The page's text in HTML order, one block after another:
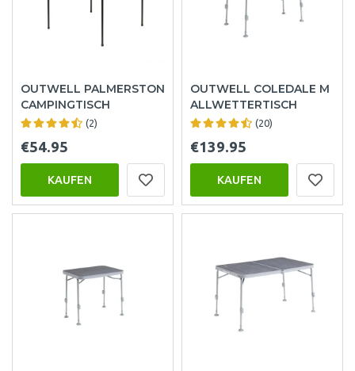
OUTWELL PALMERSTON
CAMPINGTISCH
(2)
€54.95
KAUFEN
OUTWELL COLEDALE M
ALLWETTERTISCH
(20)
€139.95
KAUFEN